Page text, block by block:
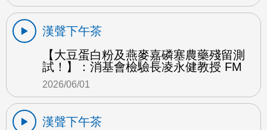
漢聲下午茶
【大豆蛋白粉及燕麥嘉磷塞農藥殘留測
試！】：消基會檢驗長凌永健教授 FM
2026/06/01
漢聲下午茶